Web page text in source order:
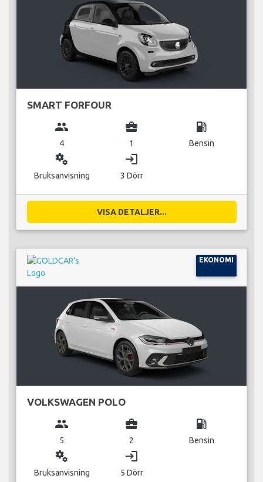
SMART FORFOUR
group
4
business_center
1
local_gas_station
Bensin
miscellaneous_services
Bruksanvisning
login
3 Dörr
VISA DETALJER...
EKONOMI
VOLKSWAGEN POLO
group
5
business_center
2
local_gas_station
Bensin
miscellaneous_services
Bruksanvisning
login
5 Dörr